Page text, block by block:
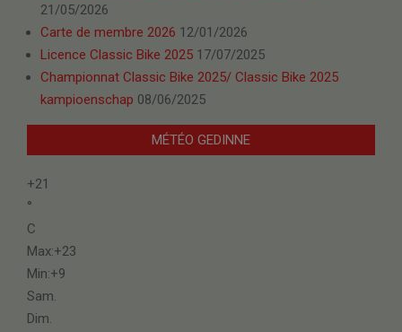
21/05/2026
Carte de membre 2026 12/01/2026
Licence Classic Bike 2025 17/07/2025
Championnat Classic Bike 2025/ Classic Bike 2025
kampioenschap 08/06/2025
MÉTÉO GEDINNE
+21
°
C
Max:+23
Min:+9
Sam.
Dim.